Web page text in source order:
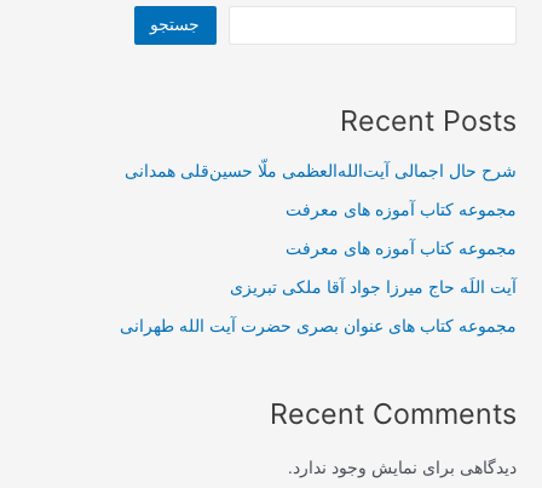
جستجو
Recent Posts
شرح حال اجمالی آیت‌الله‌العظمی ملّا حسین‌قلی همدانی
مجموعه کتاب آموزه های معرفت
مجموعه کتاب آموزه های معرفت
آیت اللَه حاج میرزا جواد آقا ملکی تبریزی
مجموعه کتاب های عنوان بصری حضرت آیت الله طهرانی
Recent Comments
دیدگاهی برای نمایش وجود ندارد.